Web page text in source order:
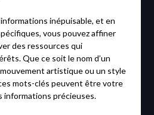
inépuisable, et en
vous pouvez affiner
des ressources qui
Que ce soit le nom d’un
artistique ou un style
mots-clés peuvent être votre
informations précieuses.